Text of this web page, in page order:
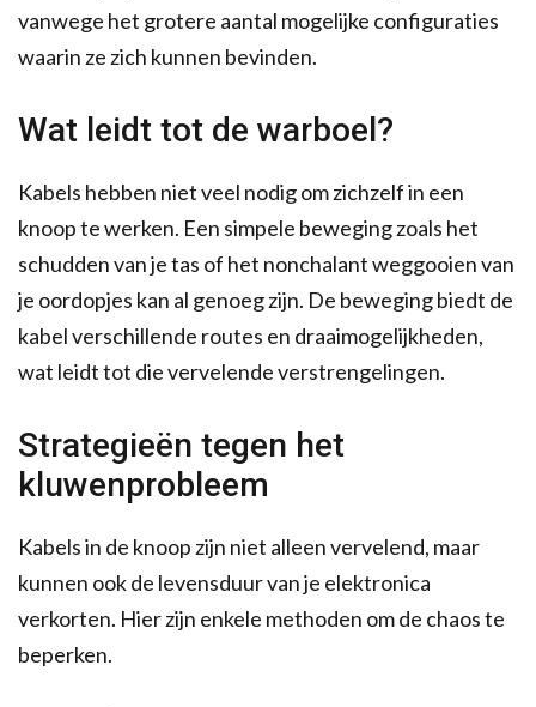
vanwege het grotere aantal mogelijke configuraties
waarin ze zich kunnen bevinden.
Wat leidt tot de warboel?
Kabels hebben niet veel nodig om zichzelf in een
knoop te werken. Een simpele beweging zoals het
schudden van je tas of het nonchalant weggooien van
je oordopjes kan al genoeg zijn. De beweging biedt de
kabel verschillende routes en draaimogelijkheden,
wat leidt tot die vervelende verstrengelingen.
Strategieën tegen het
kluwenprobleem
Kabels in de knoop zijn niet alleen vervelend, maar
kunnen ook de levensduur van je elektronica
verkorten. Hier zijn enkele methoden om de chaos te
beperken.